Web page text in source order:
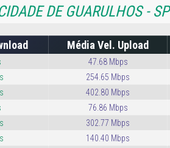
DE GUARULHOS - SP
Média Vel. Upload
47.68 Mbps
254.65 Mbps
402.80 Mbps
76.86 Mbps
302.77 Mbps
140.40 Mbps